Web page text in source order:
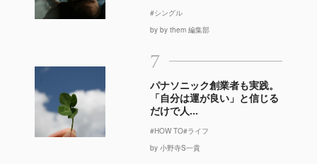
#シングル
by by them 編集部
7
パナソニック創業者も実践。
「自分は運が良い」と信じる
だけで人...
#HOW TO#ライフ
by 小野寺S一貴